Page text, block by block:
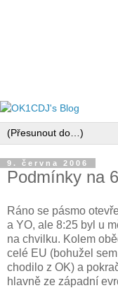
9. června 2006
Podmínky na
Ráno se pásmo
a YO, ale 8:25 byl u
na chvilku. Kolem
celé EU (bohužel
chodilo z OK) a
hlavně ze západní